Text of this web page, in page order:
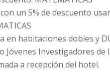
un 5% de descuento
en habitaciones dobles y
Jóvenes Investigadores de
a recepción del hotel.